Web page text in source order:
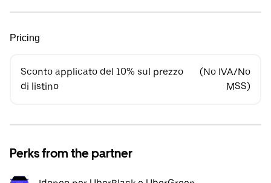
Pricing
Sconto applicato del 10% sul prezzo
di listino
(No IVA/No
MSS)
Perks from the partner